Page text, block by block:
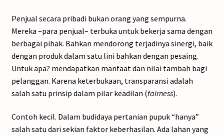
Penjual secara pribadi bukan orang yang sempurna.
Mereka –para penjual– terbuka untuk bekerja sama dengan
berbagai pihak. Bahkan mendorong terjadinya sinergi, baik
dengan produk dalam satu lini bahkan dengan pesaing.
Untuk apa? mendapatkan manfaat dan nilai tambah bagi
pelanggan. Karena keterbukaan, transparansi adalah
salah satu prinsip dalam pilar keadilan (fairness).
Contoh kecil. Dalam budidaya pertanian pupuk “hanya”
salah satu dari sekian faktor keberhasilan. Ada lahan yang